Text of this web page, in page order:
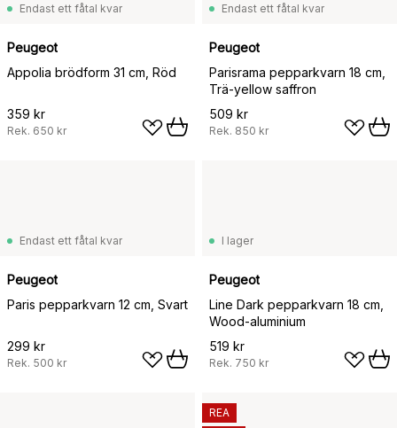
Endast ett fåtal kvar
Peugeot
Appolia brödform 31 cm, Röd
359 kr
Rek. 650 kr
Endast ett fåtal kvar
Peugeot
Parisrama pepparkvarn 18 cm,
Trä-yellow saffron
509 kr
Rek. 850 kr
Endast ett fåtal kvar
Peugeot
Paris pepparkvarn 12 cm, Svart
299 kr
Rek. 500 kr
I lager
Peugeot
Line Dark pepparkvarn 18 cm,
Wood-aluminium
519 kr
Rek. 750 kr
REA